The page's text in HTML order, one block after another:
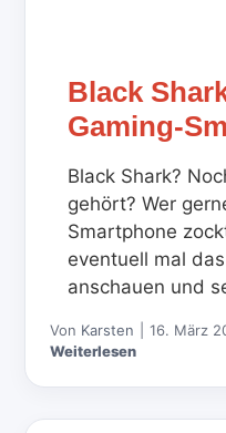
Black
Gaming-
Black Shark?
gehört? Wer
Smartphone
eventuell mal
anschauen und
Von Karsten 16. März
Weiterlesen